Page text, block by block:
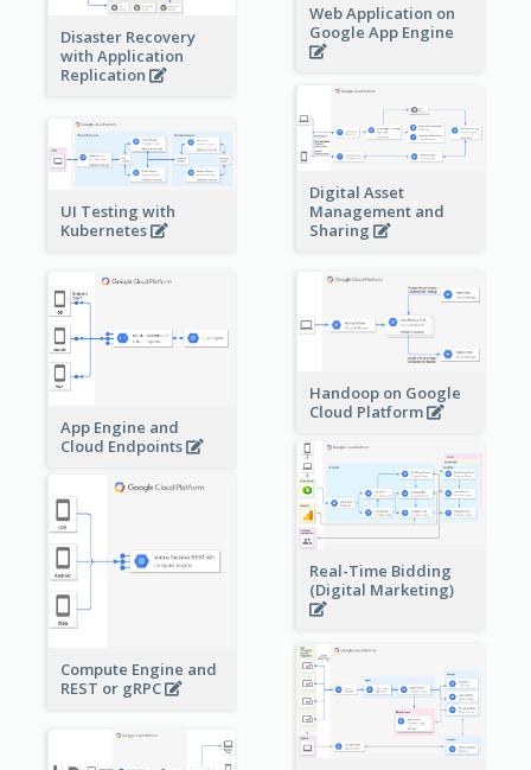
Web Application on
Google App Engine
Disaster Recovery
with Application
Replication
Digital Asset
Management and
Sharing
UI Testing with
Kubernetes
App Engine and
Cloud Endpoints
Handoop on Google
Cloud Platform
Real-Time Bidding
(Digital Marketing)
Compute Engine and
REST or gRPC